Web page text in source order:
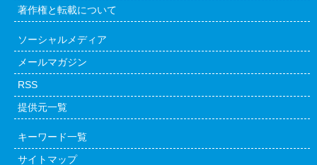
著作権と転載について
ソーシャルメディア
メールマガジン
RSS
提供元一覧
キーワード一覧
サイトマップ